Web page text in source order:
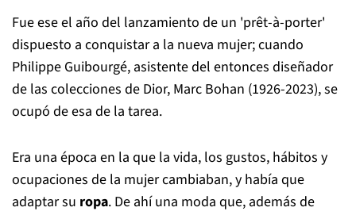
Fue ese el año del lanzamiento de un 'prêt-à-porter'
dispuesto a conquistar a la nueva mujer; cuando
Philippe Guibourgé, asistente del entonces diseñador
de las colecciones de Dior, Marc Bohan (1926-2023), se
ocupó de esa de la tarea.
Era una época en la que la vida, los gustos, hábitos y
ocupaciones de la mujer cambiaban, y había que
adaptar su ropa. De ahí una moda que, además de